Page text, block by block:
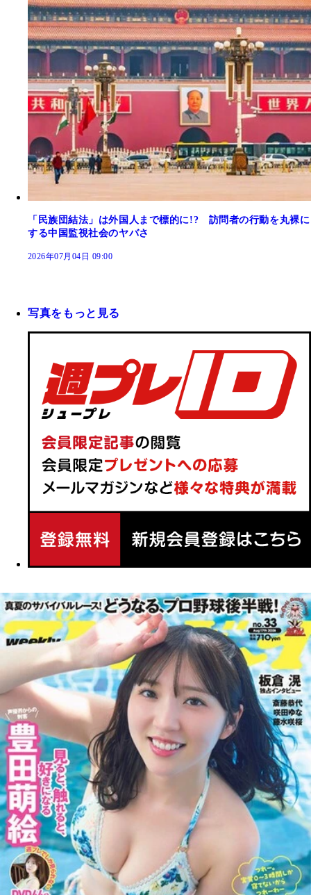
「民族団結法」は外国人まで標的に!? 訪問者の行動を丸裸に
する中国監視社会のヤバさ
2026年07月04日 09:00
写真をもっと見る